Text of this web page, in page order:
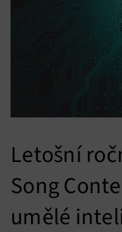
Letošní
Song
umělé